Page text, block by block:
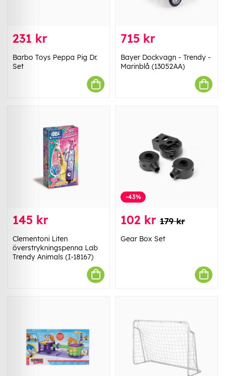
231 kr
Barbo Toys Peppa Pig Dr.
Set
715 kr
Bayer Dockvagn - Trendy -
Marinblå (13052AA)
145 kr
Clementoni Liten
överstrykningspenna Lab
Trendy Animals (I-18167)
-43%
102 kr 179 kr
Gear Box Set